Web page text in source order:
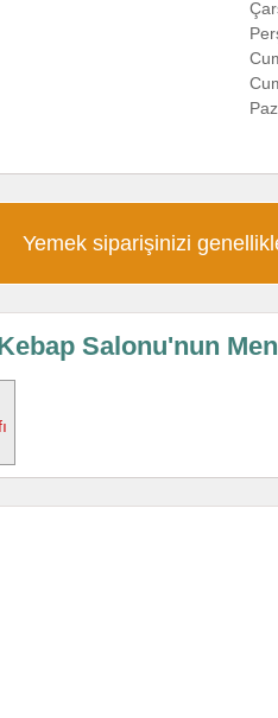
Yemek siparişinizi
Salonu'nun